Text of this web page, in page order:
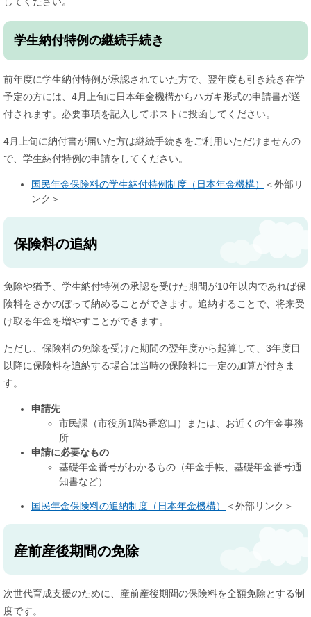
学生納付特例の継続手続き
前年度に学生納付特例が承認されていた方で、翌年度も引き続き在学
予定の方には、4月上旬に日本年金機構からハガキ形式の申請書が送
付されます。必要事項を記入してポストに投函してください。
4月上旬に納付書が届いた方は継続手続きをご利用いただけませんの
で、学生納付特例の申請をしてください。
国民年金保険料の学生納付特例制度（日本年金機構）
＜外部リ
ンク＞
保険料の追納
免除や猶予、学生納付特例の承認を受けた期間が10年以内であれば保
険料をさかのぼって納めることができます。追納することで、将来受
け取る年金を増やすことができます。
ただし、保険料の免除を受けた期間の翌年度から起算して、3年度目
以降に保険料を追納する場合は当時の保険料に一定の加算が付きま
す。
申請先
市民課（市役所1階5番窓口）​​または、お近くの年金事務
所
申請に必要なもの
基礎年金番号がわかるもの（年金手帳、基礎年金番号通
知書など）
国民年金保険料の追納制度（日本年金機構） ＜外部リンク＞
産前産後期間の免除
次世代育成支援のために、産前産後期間の保険料を全額免除とする制
度です。